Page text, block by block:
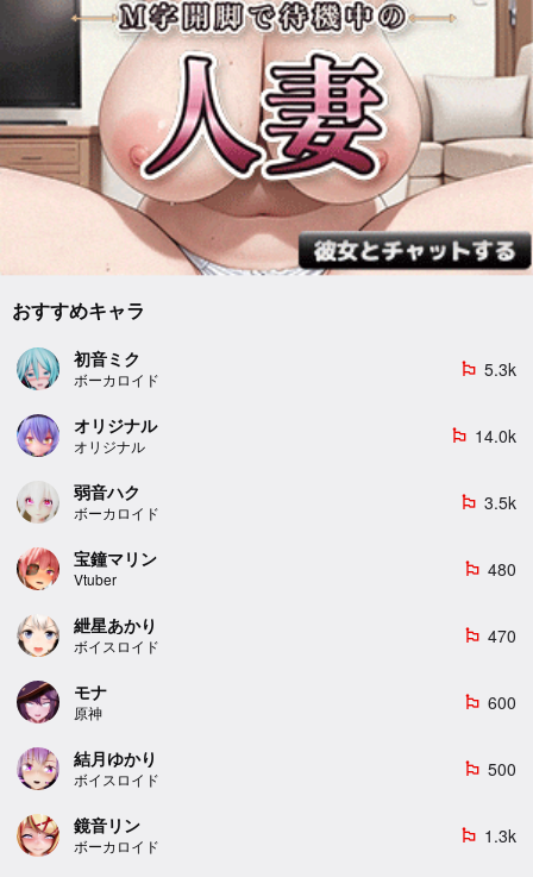
おすすめキャラ
初音ミク
ボーカロイド
emoji_flags 5.3k
オリジナル
オリジナル
emoji_flags 14.0k
弱音ハク
ボーカロイド
emoji_flags 3.5k
宝鐘マリン
Vtuber
emoji_flags 480
紲星あかり
ボイスロイド
emoji_flags 470
モナ
原神
emoji_flags 600
結月ゆかり
ボイスロイド
emoji_flags 500
鏡音リン
ボーカロイド
emoji_flags 1.3k